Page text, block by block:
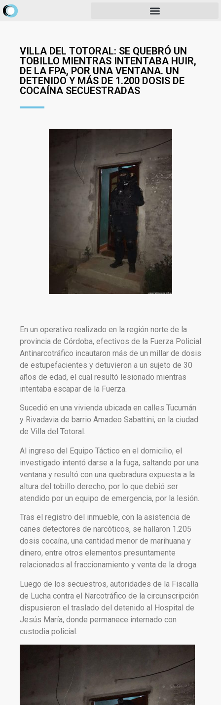
VILLA DEL TOTORAL: SE QUEBRÓ UN
TOBILLO MIENTRAS INTENTABA HUIR,
DE LA FPA, POR UNA VENTANA. UN
DETENIDO Y MÁS DE 1.200 DOSIS DE
COCAÍNA SECUESTRADAS
En un operativo realizado en la región norte de la
provincia de Córdoba, efectivos de la Fuerza Policial
Antinarcotráfico incautaron más de un millar de dosis
de estupefacientes y detuvieron a un sujeto de 30
años de edad, el cual resultó lesionado mientras
intentaba escapar de la Fuerza.
Sucedió en una vivienda ubicada en calles Tucumán
y Rivadavia de barrio Amadeo Sabattini, en la ciudad
de Villa del Totoral.
Al ingreso del Equipo Táctico en el domicilio, el
investigado intentó darse a la fuga, saltando por una
ventana y resultó con una quebradura expuesta a la
altura del tobillo derecho, por lo que debió ser
atendido por un equipo de emergencia, por la lesión.
Tras el registro del inmueble, con la asistencia de
canes detectores de narcóticos, se hallaron 1.205
dosis cocaína, una cantidad menor de marihuana y
dinero, entre otros elementos presuntamente
relacionados al fraccionamiento y venta de la droga.
Luego de los secuestros, autoridades de la Fiscalía
de Lucha contra el Narcotráfico de la circunscripción
dispusieron el traslado del detenido al Hospital de
Jesús María, donde permanece internado con
custodia policial.